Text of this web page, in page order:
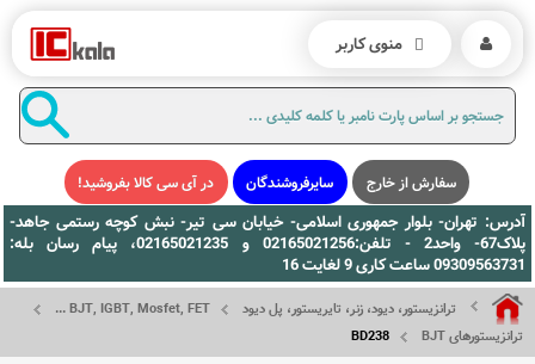
سفارش از خارج سایرفروشندگان در آی سی کالا بفروشید!
آدرس: تهران- بلوار جمهوری اسلامی- خیابان سی تیر- نبش کوچه رستمی جاهد-
پلاک67- واحد2 - تلفن:02165021256 و 02165021235، پیام رسان بله:
09309563731 ساعت کاری 9 لغایت 16
ترانزیستور، دیود، زنر، تایریستور، پل دیود
BJT, IGBT, Mosfet, FET ...
ترانزیستورهای BJT
BD238
منوی کاربر